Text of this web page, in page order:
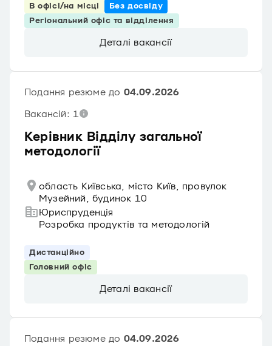
В офісі/на місці
Без досвіду
Регіональний офіс та відділення
Деталі вакансії
Керівник Відділу загальної
методології
Подання резюме до 04.09.2026
Вакансій: 1
область Київська, місто Київ, провулок
Музейний, будинок 10
Юриспруденція
Розробка продуктів та методологій
Дистанційно
Головний офіс
Деталі вакансії
Подання резюме до 04.09.2026